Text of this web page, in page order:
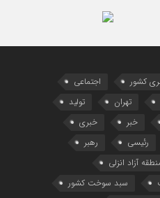
کشور
اجتماعی
تهران
تولید
خبر
خبری
رئیسی
رهبر
آزاد انزلی
سبد سوخت کشور